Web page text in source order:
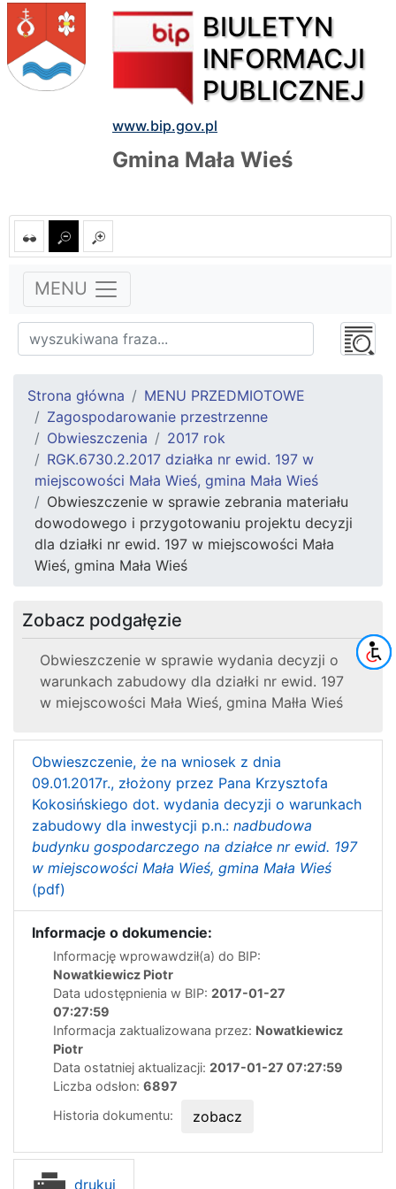
BIULETYN
INFORMACJI
PUBLICZNEJ
www.bip.gov.pl
Gmina Mała Wieś
MENU
Strona główna
MENU PRZEDMIOTOWE
Zagospodarowanie przestrzenne
Obwieszczenia
2017 rok
RGK.6730.2.2017 działka nr ewid. 197 w
miejscowości Mała Wieś, gmina Mała Wieś
Obwieszczenie w sprawie zebrania materiału
dowodowego i przygotowaniu projektu decyzji
dla działki nr ewid. 197 w miejscowości Mała
Wieś, gmina Mała Wieś
Zobacz podgałęzie
Obwieszczenie w sprawie wydania decyzji o
warunkach zabudowy dla działki nr ewid. 197
w miejscowości Mała Wieś, gmina Małła Wieś
Obwieszczenie, że na wniosek z dnia
09.01.2017r., złożony przez Pana Krzysztofa
Kokosińskiego dot. wydania decyzji o warunkach
zabudowy dla inwestycji p.n.: nadbudowa
budynku gospodarczego na działce nr ewid. 197
w miejscowości Mała Wieś, gmina Mała Wieś
(pdf)
Informacje o dokumencie:
Informację wprowawdził(a) do BIP:
Nowatkiewicz Piotr
Data udostępnienia w BIP: 2017-01-27
07:27:59
Informacja zaktualizowana przez: Nowatkiewicz
Piotr
Data ostatniej aktualizacji: 2017-01-27 07:27:59
Liczba odsłon: 6897
Historia dokumentu:
zobacz
drukuj